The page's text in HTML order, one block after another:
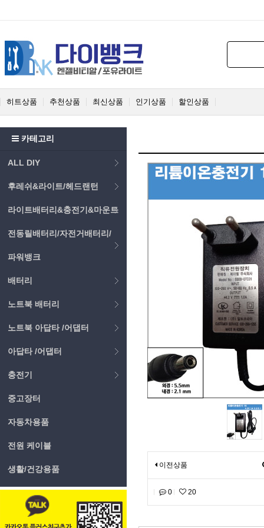
히트상품 추천상품 최신상품 인기상품 할인상품
카테고리
ALL DIY
후레쉬&라이트/헤드랜턴
라이트배터리&충전기&마운트
전동릴배터리/자전거배터리/
파워뱅크
배터리
노트북 배터리
노트북 아답타 /어댑터
아답타 /어댑터
충전기
중고장터
자동차용품
전원 케이블
생활/건강용품 이전상품
0 20